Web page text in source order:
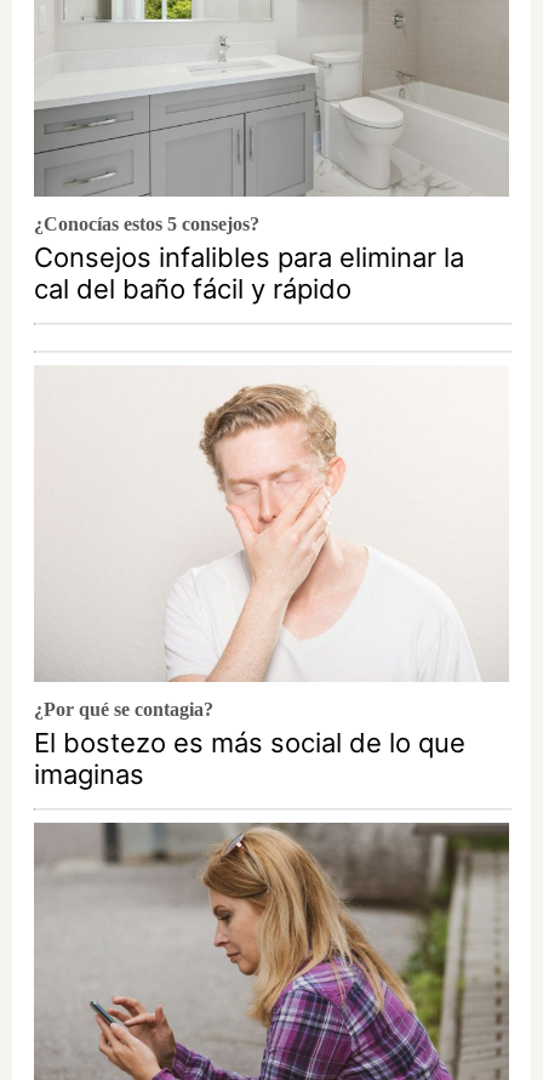
¿Conocías estos 5 consejos?
Consejos infalibles para eliminar la
cal del baño fácil y rápido
¿Por qué se contagia?
El bostezo es más social de lo que
imaginas